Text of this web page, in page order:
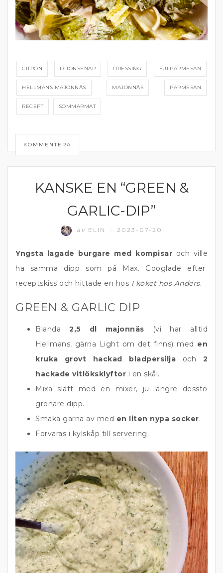
CITRON DIJONSENAP DRESSING FULPARMESAN
HELLMANS MAJONNÄS MAJONNÄS PARMESAN
RECEPT SOMMARMAT
KOMMENTERA
DIPP OCH RÖROR
KANSKE EN “GREEN &
GARLIC-DIP”
av ELIN 2023-07-20
Yngsta lagade burgare med kompisar och ville
ha samma dipp som på Max. Googlade efter
receptskiss och hittade en hos I köket hos Anders.
GREEN & GARLIC DIP
Blanda2,5 dl majonnäs (vi har alltid
Hellmans, gärna Light om det finns) med en
kruka grovt hackad bladpersilja och 2
hackade vitlöksklyftor i en skål.
Mixa slätt med en mixer, ju längre dessto
grönare dipp.
Smaka gärna av med en liten nypa socker.
Förvaras i kylskåp till servering.